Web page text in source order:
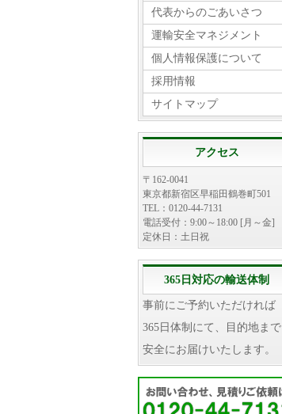
代表からのごあいさつ
運輸安全マネジメント
個人情報保護について
採用情報
サイトマップ
アクセス
〒162-0041
東京都新宿区早稲田鶴巻町501
TEL：0120-44-7131
電話受付：9:00～18:00 [月～金]
定休日：土日祝
365日対応の輸送体制
事前にご予約いただければ
365日体制にて、目的地まで
安全にお届けいたします。